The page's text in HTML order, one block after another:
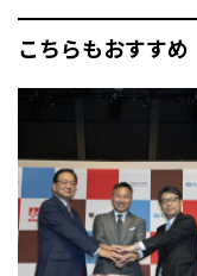
こちらもおすすめ